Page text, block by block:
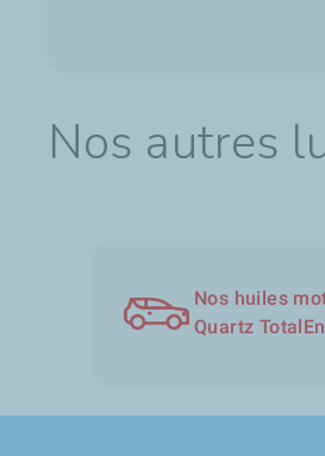
Nos autres
Nos huiles
Quartz